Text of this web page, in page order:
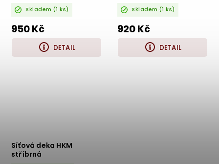
Skladem (1 ks)
950 Kč
DETAIL
Skladem (1 ks)
920 Kč
DETAIL
Síťová deka HKM
stříbrná